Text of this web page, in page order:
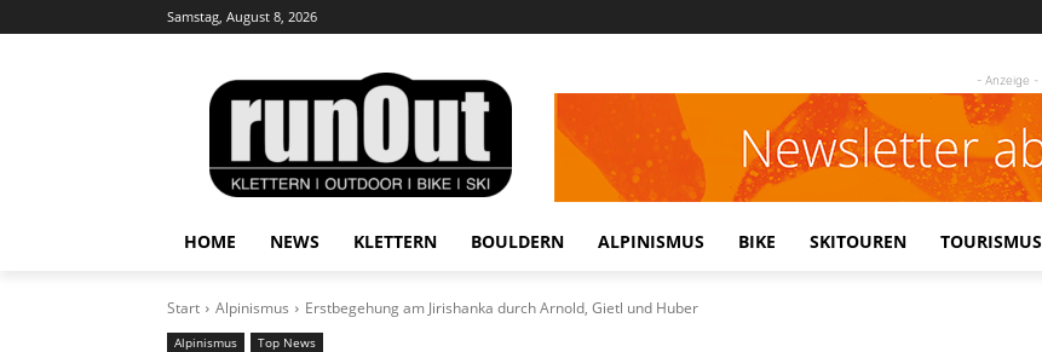
Samstag, August 8, 2026
- Anzeige -
HOME NEWS KLETTERN BOULDERN ALPINISMUS BIKE SKITOUREN TOURISMUS
Start Alpinismus Erstbegehung am Jirishanka durch Arnold, Gietl und Huber
Alpinismus Top News